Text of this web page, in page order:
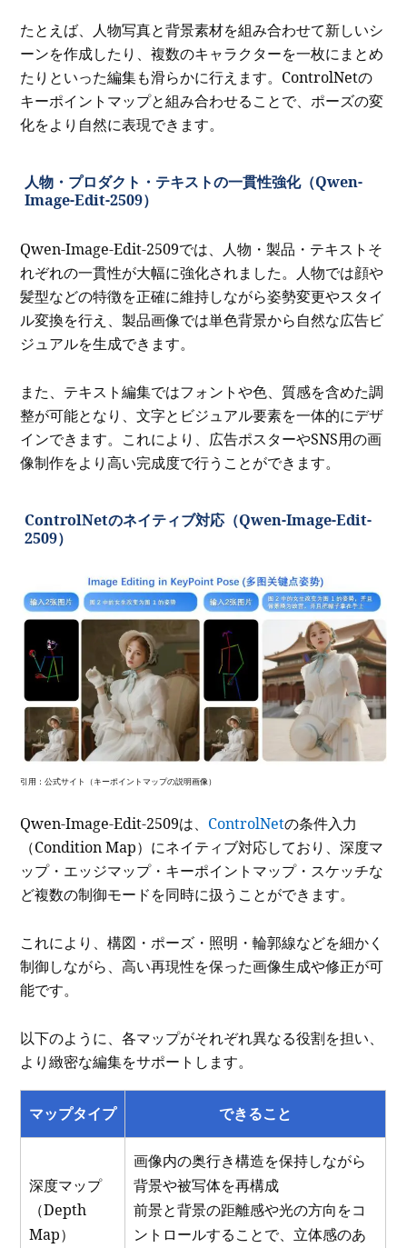
たとえば、人物写真と背景素材を組み合わせて新しいシ
ーンを作成したり、複数のキャラクターを一枚にまとめ
たりといった編集も滑らかに行えます。ControlNetの
キーポイントマップと組み合わせることで、ポーズの変
化をより自然に表現できます。
人物・プロダクト・テキストの一貫性強化（Qwen-
Image-Edit-2509）
Qwen-Image-Edit-2509では、人物・製品・テキストそ
れぞれの一貫性が大幅に強化されました。人物では顔や
髪型などの特徴を正確に維持しながら姿勢変更やスタイ
ル変換を行え、製品画像では単色背景から自然な広告ビ
ジュアルを生成できます。
また、テキスト編集ではフォントや色、質感を含めた調
整が可能となり、文字とビジュアル要素を一体的にデザ
インできます。これにより、広告ポスターやSNS用の画
像制作をより高い完成度で行うことができます。
ControlNetのネイティブ対応（Qwen-Image-Edit-
2509）
引用：公式サイト（キーポイントマップの説明画像）
Qwen-Image-Edit-2509は、 ControlNetの条件入力
（Condition Map）にネイティブ対応しており、深度マ
ップ・エッジマップ・キーポイントマップ・スケッチな
ど複数の制御モードを同時に扱うことができます。
これにより、構図・ポーズ・照明・輪郭線などを細かく
制御しながら、高い再現性を保った画像生成や修正が可
能です。
以下のように、各マップがそれぞれ異なる役割を担い、
より緻密な編集をサポートします。
マップタイプ できること
深度マップ
（Depth
Map）
画像内の奥行き構造を保持しながら
背景や被写体を再構成
前景と背景の距離感や光の方向をコ
ントロールすることで、立体感のあ